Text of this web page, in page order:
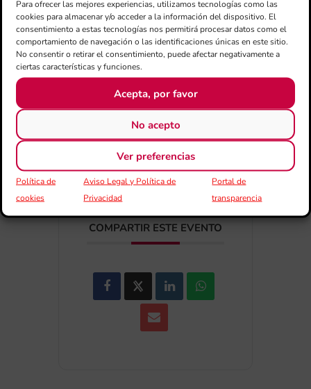
Para ofrecer las mejores experiencias, utilizamos tecnologías como las
cookies para almacenar y/o acceder a la información del dispositivo. El
consentimiento a estas tecnologías nos permitirá procesar datos como el
comportamiento de navegación o las identificaciones únicas en este sitio.
No consentir o retirar el consentimiento, puede afectar negativamente a
ciertas características y funciones.
Acepta, por favor
No acepto
Ver preferencias
Política de
cookies
Aviso Legal y Política de
Privacidad
Portal de
transparencia
+ Añadir a Google Calendar
+ exportación iCal / Outlook
COMPARTIR ESTE EVENTO